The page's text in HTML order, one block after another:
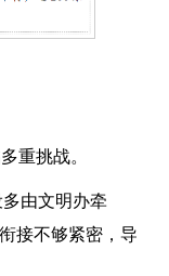
重挑战。
由文明办牵
接不够紧密，导